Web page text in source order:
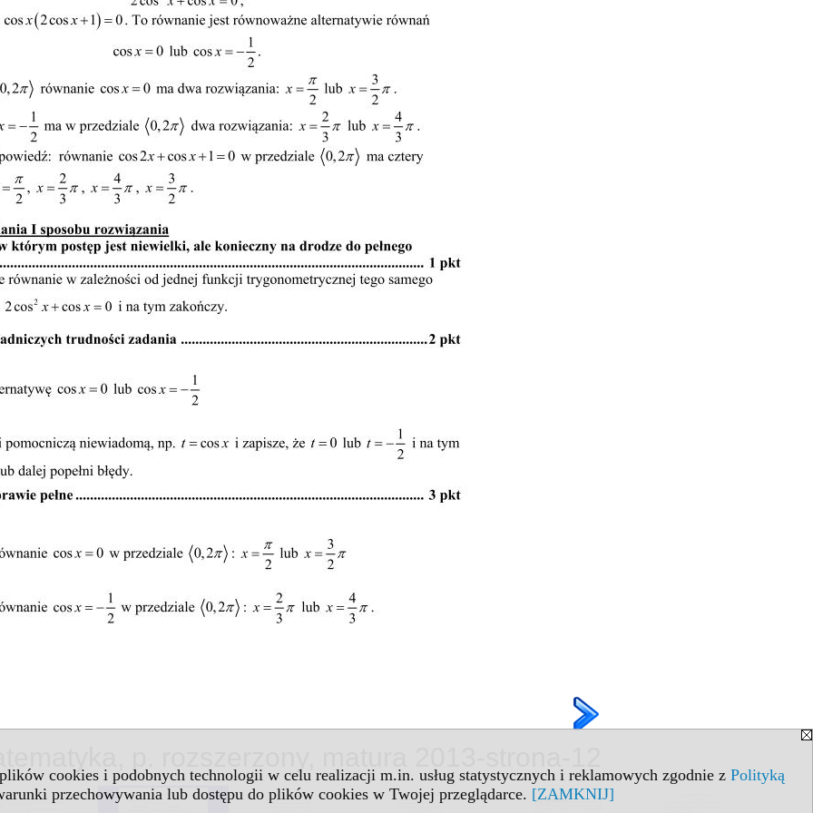
cookies i podobnych technologii w celu realizacji m.in. usług statystycznych i reklamowych zgodnie z Polityką
przechowywania lub dostępu do plików cookies w Twojej przeglądarce. [ZAMKNIJ]